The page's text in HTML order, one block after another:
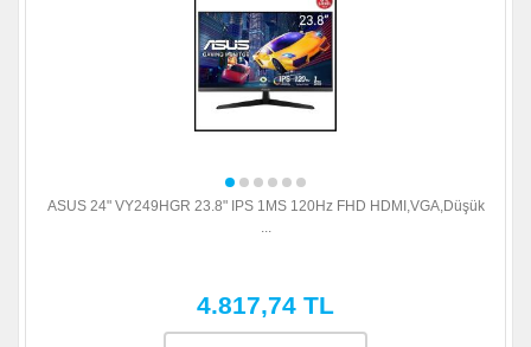
ASUS 24" VY249HGR 23.8" IPS 1MS 120Hz FHD HDMI,VGA,Düşük
...
4.817,74 TL